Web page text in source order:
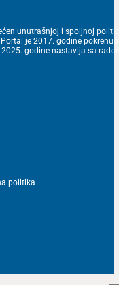
unutrašnjoj i spoljnoj
je 2017. godine
2025. godine nastavlja sa
politika